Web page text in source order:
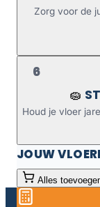
Zorg voor de
6
🧽
Houd je vloer
JOUW
Alles